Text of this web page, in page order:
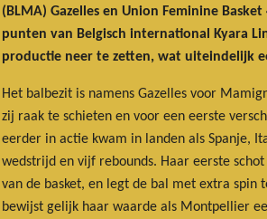
(BLMA) Gazelles en Union Feminine
punten van Belgisch international Kyara
productie neer te zetten, wat uiteindelijk
Het balbezit is namens Gazelles voor
zij raak te schieten en voor een eerste
eerder in actie kwam in landen als Spanje,
wedstrijd en vijf rebounds. Haar eerste
van de basket, en legt de bal met extra spin
bewijst gelijk haar waarde als Montpellier